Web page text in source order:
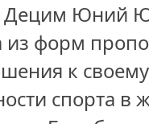
Децим Юний
из форм
к
спорта в